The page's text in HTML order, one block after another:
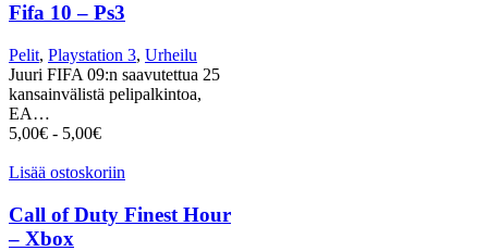
Fifa 10 – Ps3
Pelit, Playstation 3, Urheilu
Juuri FIFA 09:n saavutettua 25
kansainvälistä pelipalkintoa,
EA…
5,00€ - 5,00€
Lisää ostoskoriin
Call of Duty Finest Hour
– Xbox